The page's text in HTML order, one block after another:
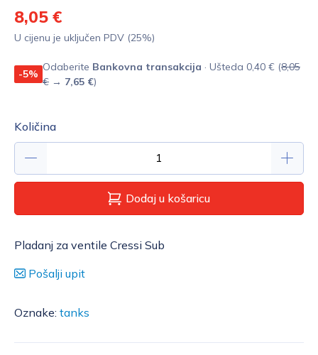
8,05 €
U cijenu je uključen PDV (25%)
-5%
Odaberite Bankovna transakcija · Ušteda 0,40 € (8,05
€ → 7,65 €)
Količina
Dodaj u košaricu
Pladanj za ventile Cressi Sub
Pošalji upit
Oznake: tanks